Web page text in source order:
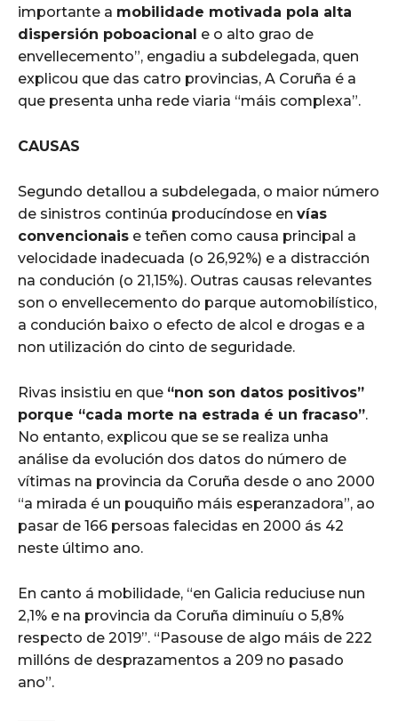
importante a mobilidade motivada pola alta
dispersión poboacional e o alto grao de
envellecemento”, engadiu a subdelegada, quen
explicou que das catro provincias, A Coruña é a
que presenta unha rede viaria “máis complexa”.
CAUSAS
Segundo detallou a subdelegada, o maior número
de sinistros continúa producíndose en vías
convencionais e teñen como causa principal a
velocidade inadecuada (o 26,92%) e a distracción
na condución (o 21,15%). Outras causas relevantes
son o envellecemento do parque automobilístico,
a condución baixo o efecto de alcol e drogas e a
non utilización do cinto de seguridade.
Rivas insistiu en que “non son datos positivos”
porque “cada morte na estrada é un fracaso”.
No entanto, explicou que se se realiza unha
análise da evolución dos datos do número de
vítimas na provincia da Coruña desde o ano 2000
“a mirada é un pouquiño máis esperanzadora”, ao
pasar de 166 persoas falecidas en 2000 ás 42
neste último ano.
En canto á mobilidade, “en Galicia reduciuse nun
2,1% e na provincia da Coruña diminuíu o 5,8%
respecto de 2019”. “Pasouse de algo máis de 222
millóns de desprazamentos a 209 no pasado
ano”.